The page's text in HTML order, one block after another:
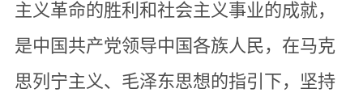
主义革命的胜利和社会主义事业的成就，
是中国共产党领导中国各族人民，在马克
思列宁主义、毛泽东思想的指引下，坚持